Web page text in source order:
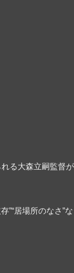
る大森立嗣監督
”“居場所のなさ”